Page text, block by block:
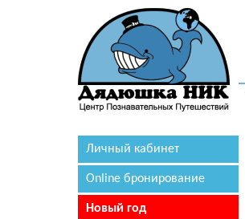
Личный кабинет
Online бронирование
Новый год